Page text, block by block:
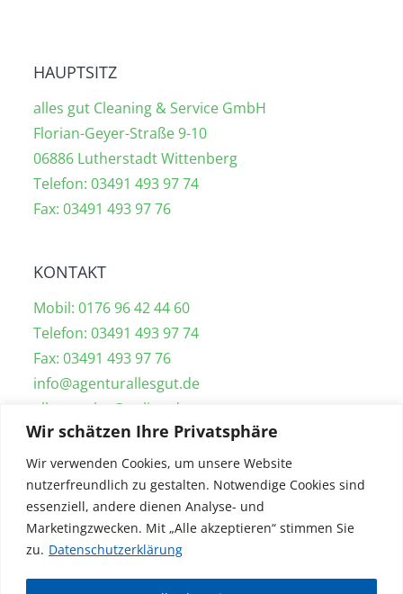
Wir schätzen Ihre Privatsphäre
Wir verwenden Cookies, um unsere Website
nutzerfreundlich zu gestalten. Notwendige Cookies sind
essenziell, andere dienen Analyse- und
Marketingzwecken. Mit „Alle akzeptieren“ stimmen Sie
zu. Datenschutzerklärung
HAUPTSITZ
alles gut Cleaning & Service GmbH
Florian-Geyer-Straße 9-10
06886 Lutherstadt Wittenberg
Telefon: 03491 493 97 74
Fax: 03491 493 97 76
KONTAKT
Mobil: 0176 96 42 44 60
Telefon: 03491 493 97 74
Fax: 03491 493 97 76
info@agenturallesgut.de
allesgutclse@online.de
UNSER SERVICE
Gebäudereinigung Wittenberg
Industriereinigung Wittenberg
Grünflächenpflege Wittenberg
Immobilienverwaltung Wittenberg